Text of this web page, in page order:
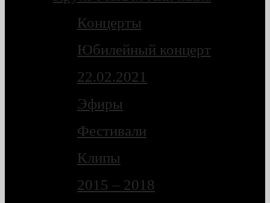
Концерты
Юбилейный концерт
22.02.2021
Эфиры
Фестивали
Клипы
2015 – 2018